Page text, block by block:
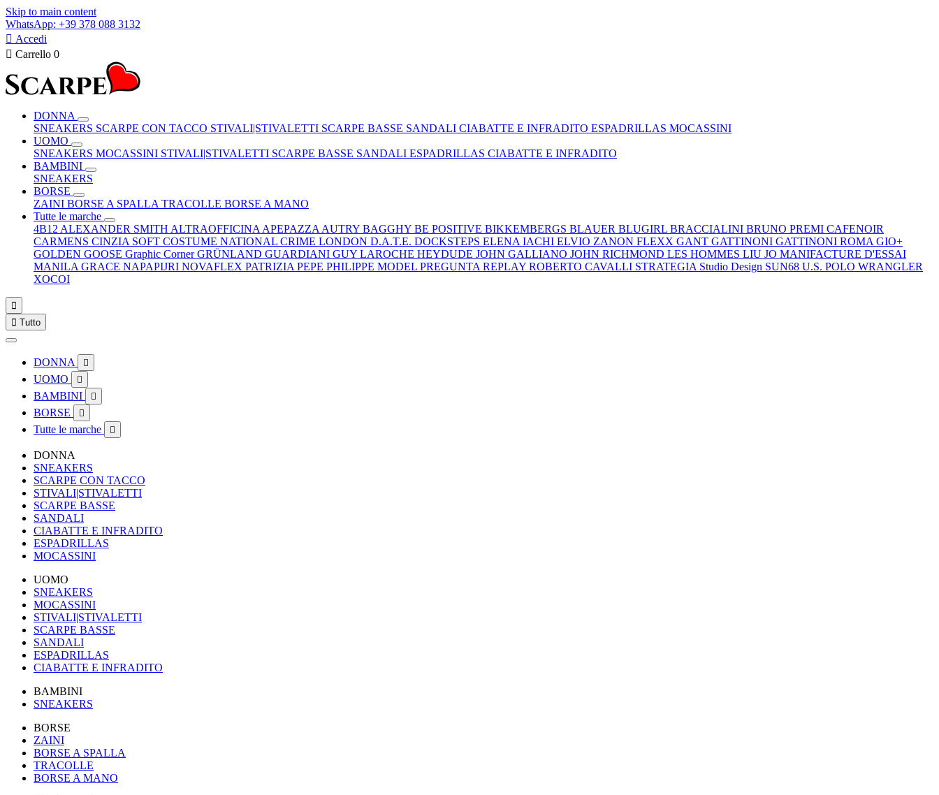
Skip to main content
WhatsApp: +39 378 088 3132
 Accedi
 Carrello 0
DONNA
SNEAKERS SCARPE CON TACCO STIVALI|STIVALETTI SCARPE BASSE SANDALI CIABATTE E INFRADITO ESPADRILLAS MOCASSINI
UOMO
SNEAKERS MOCASSINI STIVALI|STIVALETTI SCARPE BASSE SANDALI ESPADRILLAS CIABATTE E INFRADITO
BAMBINI
SNEAKERS
BORSE
ZAINI BORSE A SPALLA TRACOLLE BORSE A MANO
Tutte le marche
4B12 ALEXANDER SMITH ALTRAOFFICINA APEPAZZA AUTRY BAGGHY BE POSITIVE BIKKEMBERGS BLAUER BLUGIRL BRACCIALINI BRUNO PREMI CAFENOIR
CARMENS CINZIA SOFT COSTUME NATIONAL CRIME LONDON D.A.T.E. DOCKSTEPS ELENA IACHI ELVIO ZANON FLEXX GANT GATTINONI GATTINONI ROMA GIO+
GOLDEN GOOSE Graphic CornerGRÜNLAND GUARDIANI GUY LAROCHE HEYDUDE JOHN GALLIANO JOHN RICHMOND LES HOMMES LIU JO MANIFACTURE D'ESSAI
MANILA GRACE NAPAPIJRI NOVAFLEX PATRIZIA PEPE PHILIPPE MODEL PREGUNTA REPLAY ROBERTO CAVALLI STRATEGIA Studio Design SUN68 U.S. POLO WRANGLER
XOCOI

 Tutto
DONNA 
UOMO 
BAMBINI 
BORSE 
Tutte le marche 
DONNA
SNEAKERS
SCARPE CON TACCO
STIVALI|STIVALETTI
SCARPE BASSE
SANDALI
CIABATTE E INFRADITO
ESPADRILLAS
MOCASSINI
UOMO
SNEAKERS
MOCASSINI
STIVALI|STIVALETTI
SCARPE BASSE
SANDALI
ESPADRILLAS
CIABATTE E INFRADITO
BAMBINI
SNEAKERS
BORSE
ZAINI
BORSE A SPALLA
TRACOLLE
BORSE A MANO